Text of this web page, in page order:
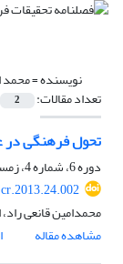
نویسنده =محمد
تعداد مقالات: 2
تحول فرهنگی در
دوره 6، شماره 4، زمستان 1392، صفحه
محمدامین قانعی
مشاهده مقاله